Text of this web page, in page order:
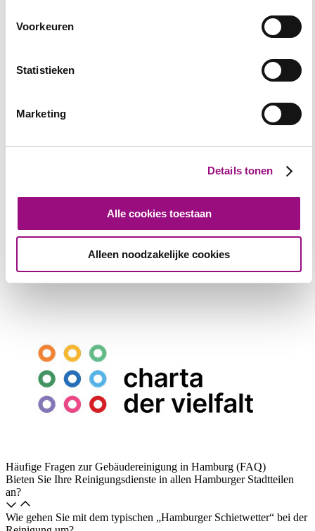
Voorkeuren
Statistieken
Marketing
Details tonen
Alle cookies toestaan
Alleen noodzakelijke cookies
Häufige Fragen zur Gebäudereinigung in Hamburg (FAQ)
Bieten Sie Ihre Reinigungsdienste in allen Hamburger Stadtteilen
an?
Wie gehen Sie mit dem typischen „Hamburger Schietwetter“ bei der